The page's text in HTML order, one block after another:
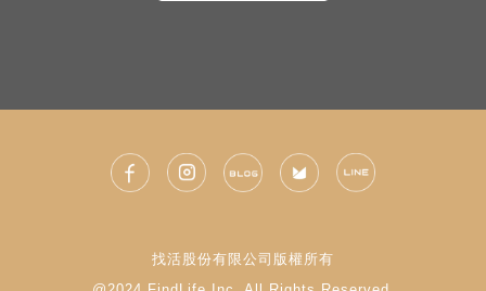
找活股份有限公司版權所有